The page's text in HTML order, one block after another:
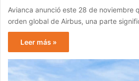
Avianca anunció este 28 de noviembre
orden global de Airbus, una parte
Leer más »